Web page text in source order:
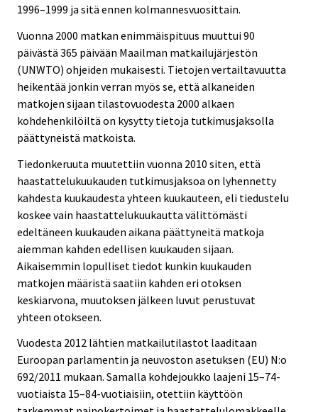
1996–1999 ja sitä ennen kolmannesvuosittain.
Vuonna 2000 matkan enimmäispituus muuttui 90
päivästä 365 päivään Maailman matkailujärjestön
(UNWTO) ohjeiden mukaisesti. Tietojen vertailtavuutta
heikentää jonkin verran myös se, että alkaneiden
matkojen sijaan tilastovuodesta 2000 alkaen
kohdehenkilöiltä on kysytty tietoja tutkimusjaksolla
päättyneistä matkoista.
Tiedonkeruuta muutettiin vuonna 2010 siten, että
haastattelukuukauden tutkimusjaksoa on lyhennetty
kahdesta kuukaudesta yhteen kuukauteen, eli tiedustelu
koskee vain haastattelukuukautta välittömästi
edeltäneen kuukauden aikana päättyneitä matkoja
aiemman kahden edellisen kuukauden sijaan.
Aikaisemmin lopulliset tiedot kunkin kuukauden
matkojen määristä saatiin kahden eri otoksen
keskiarvona, muutoksen jälkeen luvut perustuvat
yhteen otokseen.
Vuodesta 2012 lähtien matkailutilastot laaditaan
Euroopan parlamentin ja neuvoston asetuksen (EU) N:o
692/2011 mukaan. Samalla kohdejoukko laajeni 15–74-
vuotiaista 15–84-vuotiaisiin, otettiin käyttöön